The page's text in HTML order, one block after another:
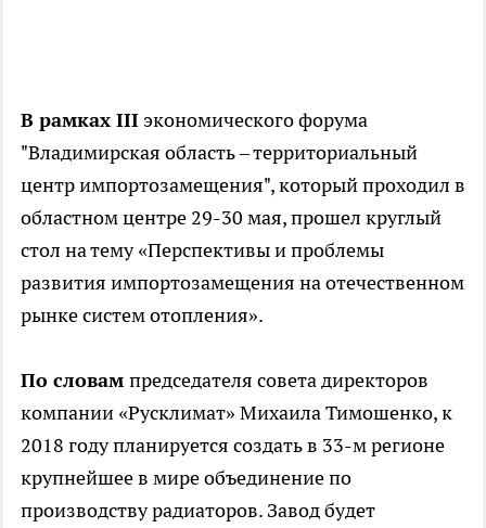
В рамках III экономического форума
"Владимирская область – территориальный
центр импортозамещения", который проходил в
областном центре 29-30 мая, прошел круглый
стол на тему «Перспективы и проблемы
развития импортозамещения на отечественном
рынке систем отопления».
По словам председателя совета директоров
компании «Русклимат» Михаила Тимошенко, к
2018 году планируется создать в 33-м регионе
крупнейшее в мире объединение по
производству радиаторов. Завод будет